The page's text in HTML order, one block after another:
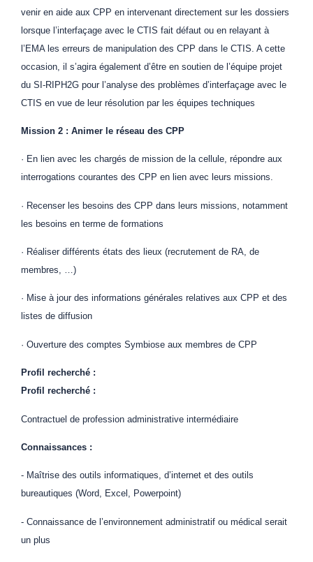
venir en aide aux CPP en intervenant directement sur les dossiers
lorsque l’interfaçage avec le CTIS fait défaut ou en relayant à
l’EMA les erreurs de manipulation des CPP dans le CTIS. A cette
occasion, il s’agira également d’être en soutien de l’équipe projet
du SI-RIPH2G pour l’analyse des problèmes d’interfaçage avec le
CTIS en vue de leur résolution par les équipes techniques
Mission 2 : Animer le réseau des CPP
· En lien avec les chargés de mission de la cellule, répondre aux
interrogations courantes des CPP en lien avec leurs missions.
· Recenser les besoins des CPP dans leurs missions, notamment
les besoins en terme de formations
· Réaliser différents états des lieux (recrutement de RA, de
membres, …)
· Mise à jour des informations générales relatives aux CPP et des
listes de diffusion
· Ouverture des comptes Symbiose aux membres de CPP
Profil recherché :
Profil recherché :
Contractuel de profession administrative intermédiaire
Connaissances :
- Maîtrise des outils informatiques, d’internet et des outils
bureautiques (Word, Excel, Powerpoint)
- Connaissance de l’environnement administratif ou médical serait
un plus